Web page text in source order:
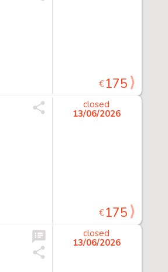
€175
closed
13/06/2026
€175
closed
13/06/2026